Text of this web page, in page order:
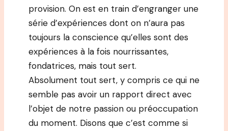
provision. On est en train d’engranger une
série d’expériences dont on n’aura pas
toujours la conscience qu’elles sont des
expériences à la fois nourrissantes,
fondatrices, mais tout sert.
Absolument tout sert, y compris ce qui ne
semble pas avoir un rapport direct avec
l’objet de notre passion ou préoccupation
du moment. Disons que c’est comme si